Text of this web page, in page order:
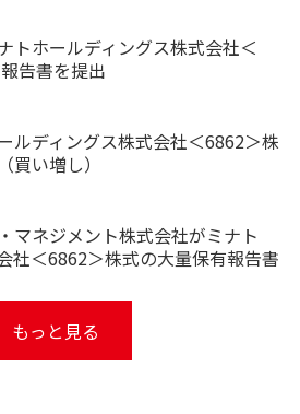
トホールディングス株式会社＜
告書を提出
ディングス株式会社＜6862＞株
い増し）
マネジメント株式会社がミナト
社＜6862＞株式の大量保有報告書
もっと見る